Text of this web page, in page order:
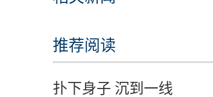
推荐阅读
扑下身子 沉到一线